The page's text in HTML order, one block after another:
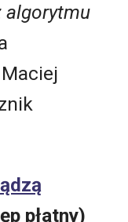
algorytmu
płatny)